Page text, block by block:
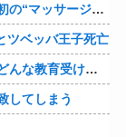
声…被災地視察“PV動画”から続く不信
ツベッバ王子死亡
教育受けたんや
してしまう